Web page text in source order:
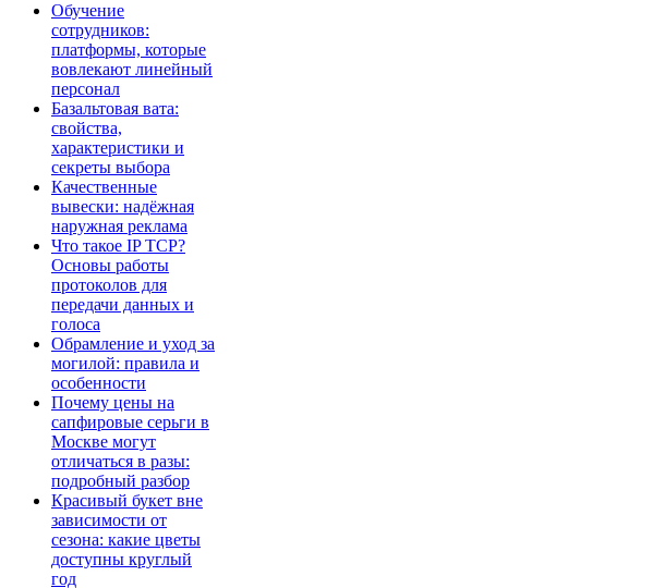
Обучение
сотрудников:
платформы, которые
вовлекают линейный
персонал
Базальтовая вата:
свойства,
характеристики и
секреты выбора
Качественные
вывески: надёжная
наружная реклама
Что такое IP TCP?
Основы работы
протоколов для
передачи данных и
голоса
Обрамление и уход за
могилой: правила и
особенности
Почему цены на
сапфировые серьги в
Москве могут
отличаться в разы:
подробный разбор
Красивый букет вне
зависимости от
сезона: какие цветы
доступны круглый
год